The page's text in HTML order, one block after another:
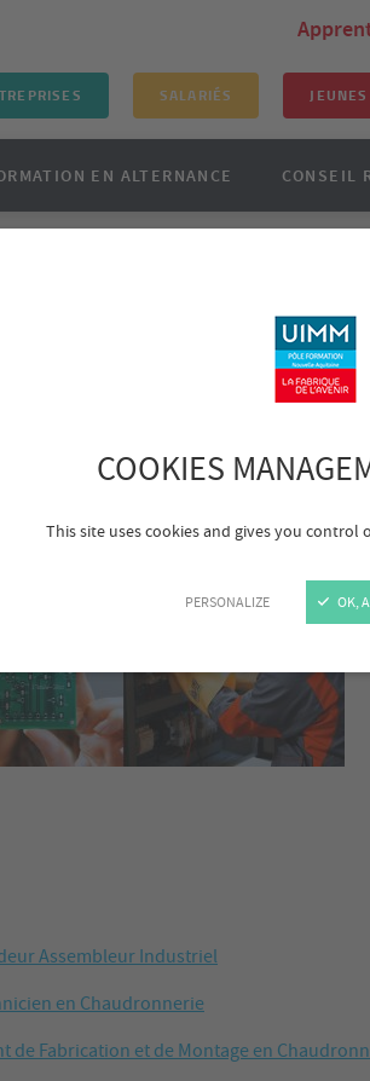
COOKIES
This site uses cookies and gives you
PERSONALIZE OK,
EN ALTERNANCE CONSEIL
SALARIÉS JEUNES
Aquitaine"
– Découverte des métiers
Assembleur Industriel
en Chaudronnerie
de Fabrication et de Montage en